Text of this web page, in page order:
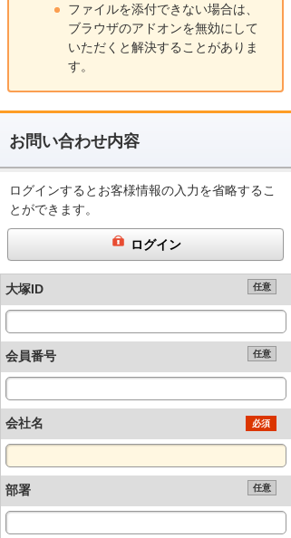
ファイルを添付できない場合は、
ブラウザのアドオンを無効にして
いただくと解決することがありま
す。
お問い合わせ内容
ログインするとお客様情報の入力を省略するこ
とができます。
ログイン
大塚ID 任意
会員番号 任意
会社名 必須
部署 任意